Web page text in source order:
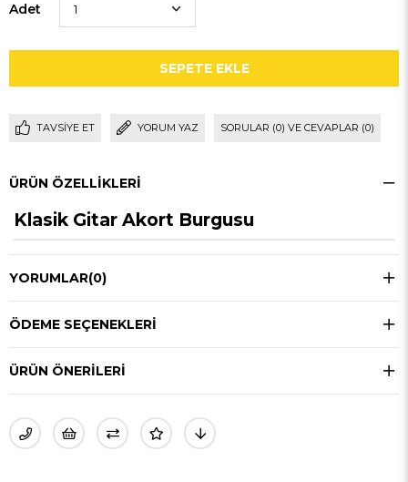
Adet
TAVSIYE ET YORUM YAZ SORULAR (0) VE CEVAPLAR (0)
ÜRÜN ÖZELLIKLERI
Klasik Gitar Akort Burgusu
YORUMLAR(0)
ÖDEME SEÇENEKLERI
ÜRÜN ÖNERILERI